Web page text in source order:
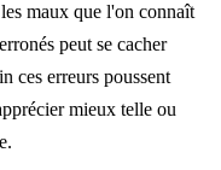
maux que l'on connaît
peut se cacher
ces erreurs poussent
mieux telle ou